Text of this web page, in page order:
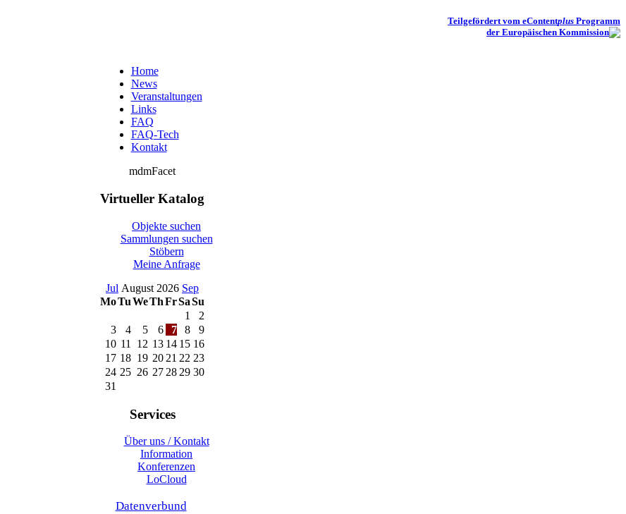
Teilgefördert vom eContentplus Programm
der Europäischen Kommission
Home
News
Veranstaltungen
Links
FAQ
FAQ-Tech
Kontakt
mdmFacet
Virtueller Katalog
Objekte suchen
Sammlungen suchen
Stöbern
Meine Anfrage
Jul August 2026 Sep
MoTuWeThFrSaSu
1
2
3
4 5 6 7 8
9
10 11 12 13 14 15 16
17 18 19 20 21 22 23
24 25 26 27 28 29 30
31
Services
Über uns / Kontakt
Information
Konferenzen
LoCloud
Datenverbund